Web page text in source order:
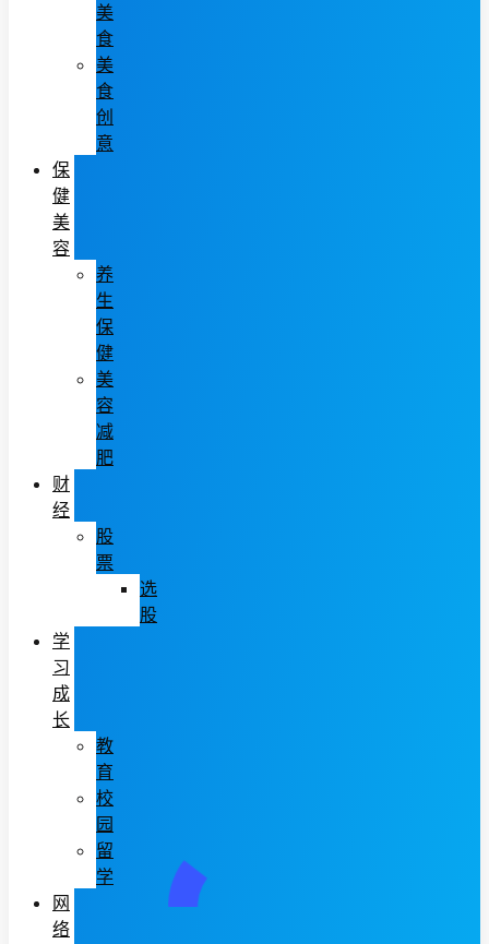
美
食
美
食
创
意
保
健
美
容
养
生
保
健
美
容
减
肥
财
经
股
票
选
股
学
习
成
长
教
育
校
园
留
学
网
络